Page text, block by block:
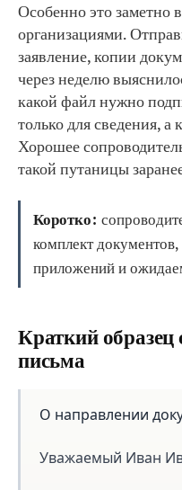
Особенно это заметно
организациями.
заявление, копии
через неделю
какой файл нужно
только для сведения, а
Хорошее
такой путаницы
Коротко:
комплект
приложений и
Краткий образец
письма
О направлении
Уважаемый Иван